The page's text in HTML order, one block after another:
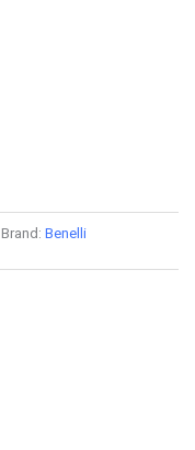
Brand: Benelli